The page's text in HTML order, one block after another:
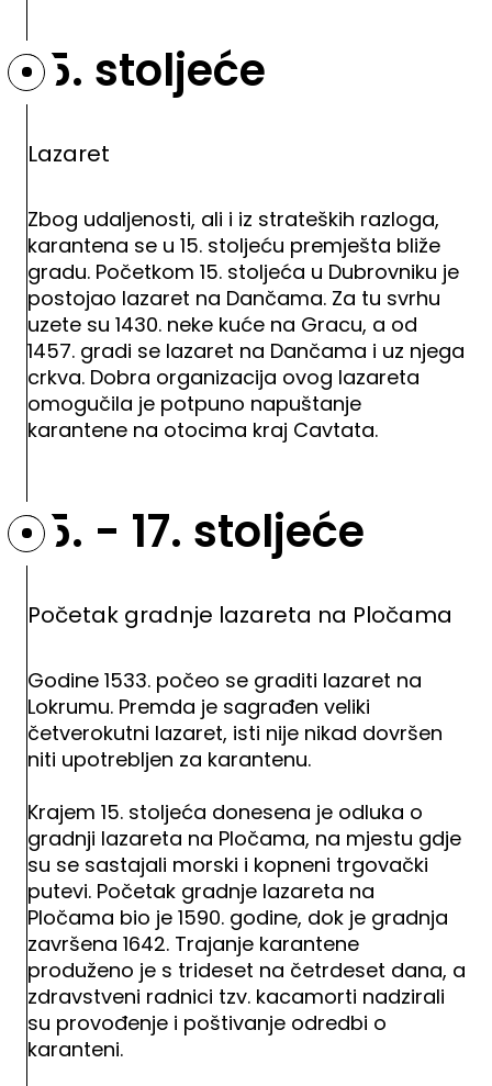
15. stoljeće
Lazaret
Zbog udaljenosti, ali i iz strateških razloga,
karantena se u 15. stoljeću premješta bliže
gradu. Početkom 15. stoljeća u Dubrovniku je
postojao lazaret na Dančama. Za tu svrhu
uzete su 1430. neke kuće na Gracu, a od
1457. gradi se lazaret na Dančama i uz njega
crkva. Dobra organizacija ovog lazareta
omogučila je potpuno napuštanje
karantene na otocima kraj Cavtata.
15. - 17. stoljeće
Početak gradnje lazareta na Pločama
Godine 1533. počeo se graditi lazaret na
Lokrumu. Premda je sagrađen veliki
četverokutni lazaret, isti nije nikad dovršen
niti upotrebljen za karantenu.
Krajem 15. stoljeća donesena je odluka o
gradnji lazareta na Pločama, na mjestu gdje
su se sastajali morski i kopneni trgovački
putevi. Početak gradnje lazareta na
Pločama bio je 1590. godine, dok je gradnja
završena 1642. Trajanje karantene
produženo je s trideset na četrdeset dana, a
zdravstveni radnici tzv. kacamorti nadzirali
su provođenje i poštivanje odredbi o
karanteni.